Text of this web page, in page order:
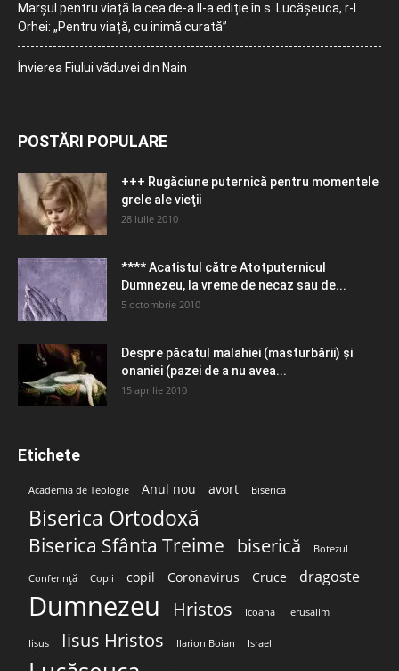
Marșul pentru viață la cea de-a II-a ediție în s. Lucășeuca, r-l
Orhei: „Pentru viață, cu inimă curată”
Învierea Fiului văduvei din Nain
POSTĂRI POPULARE
+++ Rugăciune puternică pentru momentele
grele ale vieţii
28 iulie 2010
**** Acatistul către Atotputernicul
Dumnezeu, la vreme de necaz sau de...
5 octombrie 2010
Despre păcatul malahiei (masturbării) şi
onaniei (pazei de a nu avea...
15 aprilie 2010
Etichete
Academia de Teologie Anul nou avort Biserica
Biserica Ortodoxă
Biserica Sfânta Treime biserică Botezul
Conferință Copii copil Coronavirus Cruce dragoste
Dumnezeu Hristos Icoana Ierusalim
Iisus Iisus Hristos Ilarion Boian Israel